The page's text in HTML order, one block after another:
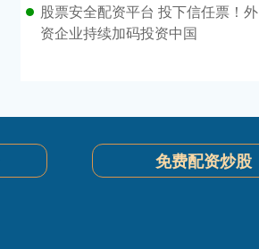
股票安全配资平台 投下信任票！外
资企业持续加码投资中国
免费配资炒股